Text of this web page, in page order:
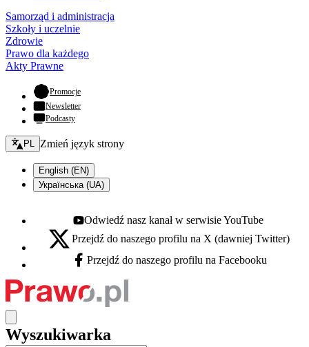
Samorząd i administracja
Szkoły i uczelnie
Zdrowie
Prawo dla każdego
Akty Prawne
Promocje- otwiera się w nowej karcie
Newsletter
Podcasty
Zmień język - bieżący:
PL Zmień język strony
English (EN)
Українська (UA)
Youtube - otwiera się w nowej karcie
Odwiedź nasz kanał w serwisie YouTube
X - otwiera się w nowej karcie
Przejdź do naszego profilu na X (dawniej Twitter)
Facebook - otwiera się w nowej karcie
Przejdź do naszego profilu na Facebooku
Wyszukiwarka